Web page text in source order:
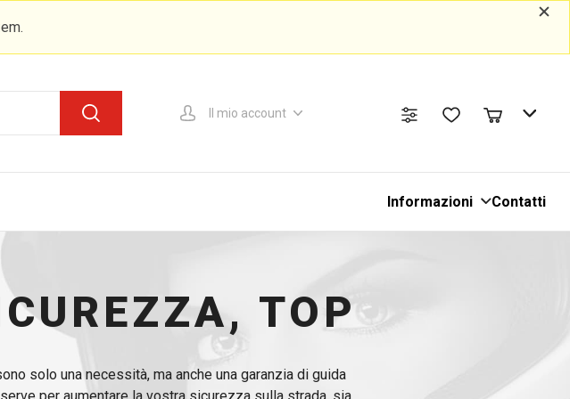
Il mio account
Informazioni Contatti
TOP
solo una necessità, ma anche una garanzia di guida